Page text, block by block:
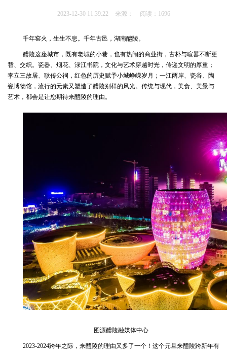
2023-12-30 11:39:22 来源： 阅读：1696
千年窑火，生生不息。千年古邑，湖南醴陵。
醴陵这座城市，既有老城的小巷，也有热闹的商业街，古朴与喧嚣不断更
替、交织。瓷器、烟花、渌江书院，文化与艺术穿越时光，传递文明的厚重；
李立三故居、耿传公祠，红色的历史赋予小城峥嵘岁月；一江两岸、瓷谷、陶
瓷博物馆，流行的元素又塑造了醴陵别样的风光。传统与现代，美食、美景与
艺术，都会是让您期待来醴陵的理由。
图源醴陵融媒体中心
2023-2024跨年之际，来醴陵的理由又多了一个！这个元旦来醴陵跨新年有